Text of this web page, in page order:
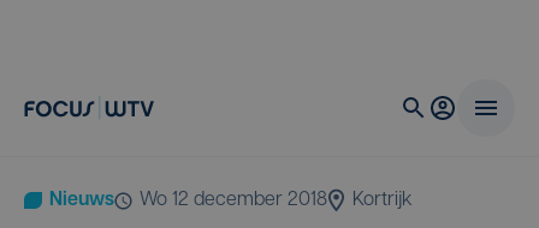
Nieuws wo 12 december 2018 Kortrijk